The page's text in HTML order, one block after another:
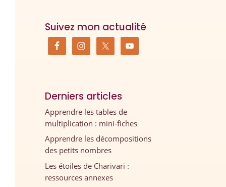
Suivez mon actualité
Derniers articles
Apprendre les tables de
multiplication : mini-fiches
Apprendre les décompositions
des petits nombres
Les étoiles de Charivari :
ressources annexes